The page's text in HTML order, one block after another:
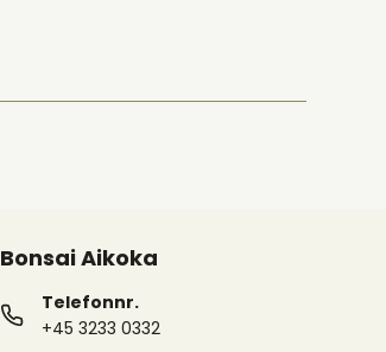
Bonsai Aikoka
Telefonnr.
+45 3233 0332